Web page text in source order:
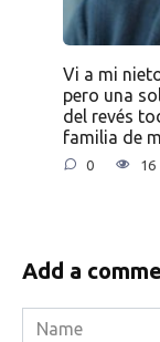
Vi a mi
pero una
del revés
familia de
0 16
Add a
Name